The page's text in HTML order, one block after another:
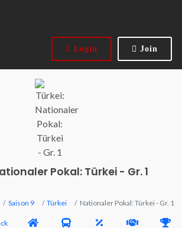
Login Join
Pokal: Türkei - Gr. 1
Saison 9 Türkei Nationaler Pokal: Türkei - Gr. 1